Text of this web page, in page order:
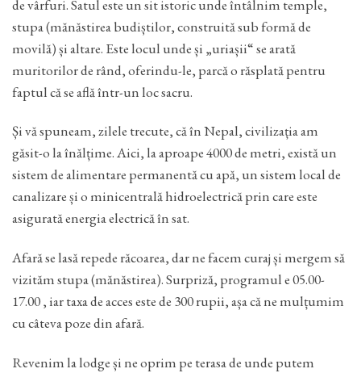
de vârfuri. Satul este un sit istoric unde întâlnim temple,
stupa (mănăstirea budiștilor, construită sub formă de
movilă) și altare. Este locul unde și „uriașii“ se arată
muritorilor de rând, oferindu-le, parcă o răsplată pentru
faptul că se află într-un loc sacru.
Și vă spuneam, zilele trecute, că în Nepal, civilizația am
găsit-o la înălțime. Aici, la aproape 4000 de metri, există un
sistem de alimentare permanentă cu apă, un sistem local de
canalizare și o minicentrală hidroelectrică prin care este
asigurată energia electrică în sat.
Afară se lasă repede răcoarea, dar ne facem curaj și mergem să
vizităm stupa (mănăstirea). Surpriză, programul e 05.00-
17.00 , iar taxa de acces este de 300 rupii, așa că ne mulțumim
cu câteva poze din afară.
Revenim la lodge și ne oprim pe terasa de unde putem